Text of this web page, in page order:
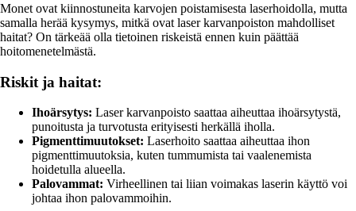
Monet ovat kiinnostuneita karvojen poistamisesta laserhoidolla, mutta
samalla herää kysymys, mitkä ovat laser karvanpoiston mahdolliset
haitat? On tärkeää olla tietoinen riskeistä ennen kuin päättää
hoitomenetelmästä.
Riskit ja haitat:
Ihoärsytys: Laser karvanpoisto saattaa aiheuttaa ihoärsytystä,
punoitusta ja turvotusta erityisesti herkällä iholla.
Pigmenttimuutokset: Laserhoito saattaa aiheuttaa ihon
pigmenttimuutoksia, kuten tummumista tai vaalenemista
hoidetulla alueella.
Palovammat: Virheellinen tai liian voimakas laserin käyttö voi
johtaa ihon palovammoihin.